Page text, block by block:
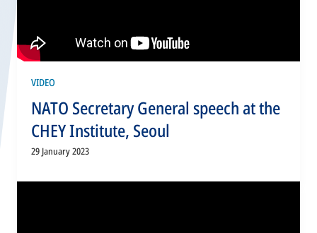
VIDEO
NATO Secretary General speech at the
CHEY Institute, Seoul
29 January 2023